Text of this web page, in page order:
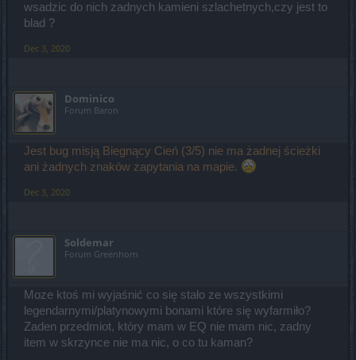
wsadzic do nich zadnych kamieni szlachetnych,czy jest to
blad ?
Dec 3, 2020
Dominico
Forum Baron
Jest bug misją Biegnący Cień (3/5) nie ma żadnej ścieżki
ani żadnych znaków zapytania na mapie.
Dec 3, 2020
Soldemar
Forum Greenhorn
Moze ktoś mi wyjaśnić co się stało ze wszystkimi
legendarnymi/platynowymi bonami które się wyfarmiło?
Zaden przedmiot, który mam w EQ nie mam nic, zadny
item w skrzynce nie ma nic, o co tu kaman?